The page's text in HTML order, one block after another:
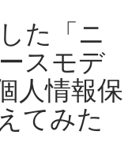
た「ニ
スモデ
人情報保
てみた